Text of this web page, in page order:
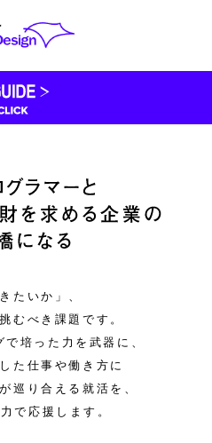
そして社会からの大きな期
んな能力や素質が求められ
間、環境、働き方が用意され
どんな成長が待っているの
だけに編集された企業情報を
たいか」、
むべき課題です。
培った力を武器に、
た仕事や働き方に
巡り合える就活を、
で応援します。